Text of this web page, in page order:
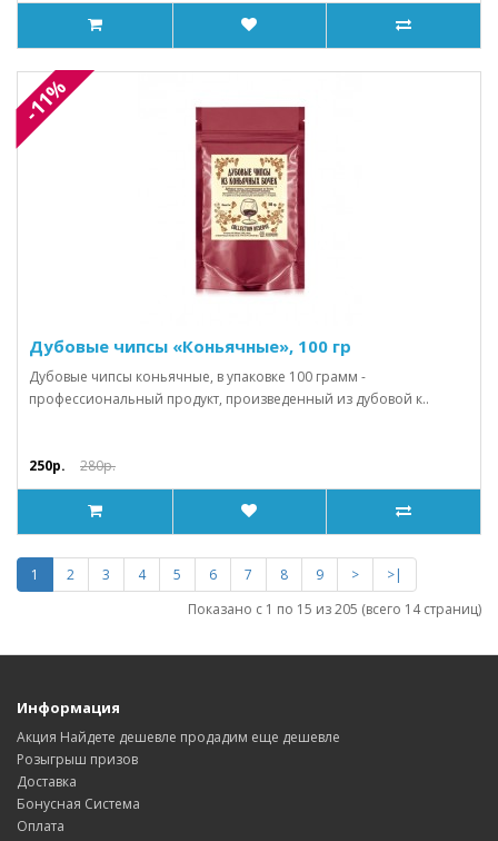
-11%
Дубовые чипсы «Коньячные», 100 гр
Дубовые чипсы коньячные, в упаковке 100 грамм -
профессиональный продукт, произведенный из дубовой к..
250р. 280р.
1 2 3 4 5 6 7 8 9 >
>|
Показано с 1 по 15 из 205 (всего 14 страниц)
Информация
Акция Найдете дешевле продадим еще дешевле
Розыгрыш призов
Доставка
Бонусная Система
Оплата